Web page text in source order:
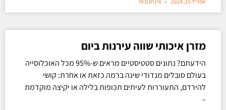
מזרן איכותי שווה עירנות ביום
הידעתם? נתונים סטטיסטיים מראים ש-95% מכל האוכלוסייה
בעולם סובלים מנדודי שינה ברמה כזאת או אחרת: קושי
להירדם, התעוררות לעיתים תכופות בלילה או יקיצה מוקדמת
–